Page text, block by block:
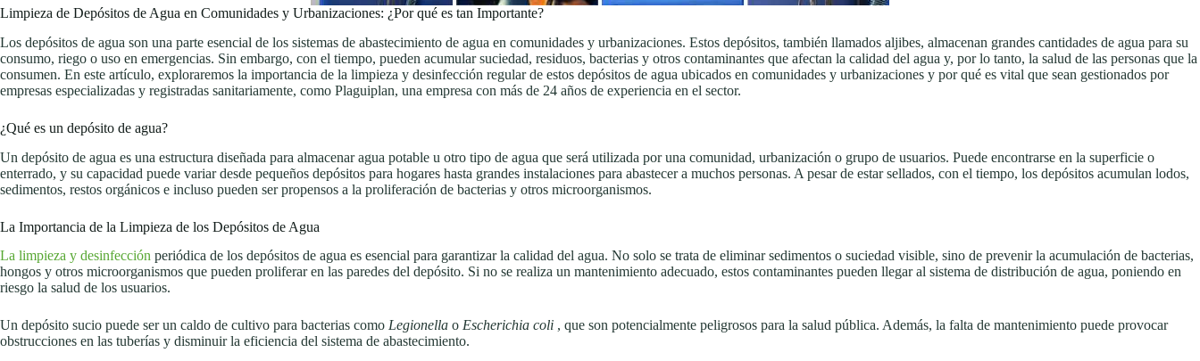
Limpieza de Depósitos de Agua en Comunidades y Urbanizaciones: ¿Por qué es tan Importante?
Los depósitos de agua son una parte esencial de los sistemas de abastecimiento de agua en comunidades y urbanizaciones. Estos depósitos, también llamados aljibes, almacenan grandes cantidades de agua para su
consumo, riego o uso en emergencias. Sin embargo, con el tiempo, pueden acumular suciedad, residuos, bacterias y otros contaminantes que afectan la calidad del agua y, por lo tanto, la salud de las personas que la
consumen. En este artículo, exploraremos la importancia de la limpieza y desinfección regular de estos depósitos de agua ubicados en comunidades y urbanizaciones y por qué es vital que sean gestionados por
empresas especializadas y registradas sanitariamente, como Plaguiplan, una empresa con más de 24 años de experiencia en el sector.
¿Qué es un depósito de agua?
Un depósito de agua es una estructura diseñada para almacenar agua potable u otro tipo de agua que será utilizada por una comunidad, urbanización o grupo de usuarios. Puede encontrarse en la superficie o
enterrado, y su capacidad puede variar desde pequeños depósitos para hogares hasta grandes instalaciones para abastecer a muchos personas. A pesar de estar sellados, con el tiempo, los depósitos acumulan lodos,
sedimentos, restos orgánicos e incluso pueden ser propensos a la proliferación de bacterias y otros microorganismos.
La Importancia de la Limpieza de los Depósitos de Agua
La limpieza y desinfección periódica de los depósitos de agua es esencial para garantizar la calidad del agua. No solo se trata de eliminar sedimentos o suciedad visible, sino de prevenir la acumulación de bacterias,
hongos y otros microorganismos que pueden proliferar en las paredes del depósito. Si no se realiza un mantenimiento adecuado, estos contaminantes pueden llegar al sistema de distribución de agua, poniendo en
riesgo la salud de los usuarios.
Un depósito sucio puede ser un caldo de cultivo para bacterias como Legionella o Escherichia coli , que son potencialmente peligrosos para la salud pública. Además, la falta de mantenimiento puede provocar
obstrucciones en las tuberías y disminuir la eficiencia del sistema de abastecimiento.